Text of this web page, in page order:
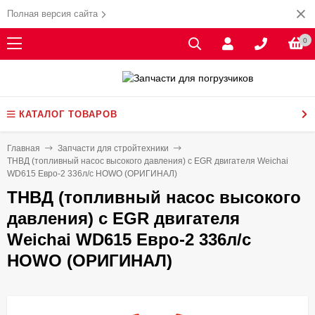
Полная версия сайта
0
КАТАЛОГ ТОВАРОВ
Главная
Запчасти для стройтехники
ТНВД (топливный насос высокого давления) c EGR двигателя Weichai
WD615 Евро-2 336л/с HOWO (ОРИГИНАЛ)
ТНВД (топливный насос высокого
давления) c EGR двигателя
Weichai WD615 Евро-2 336л/с
HOWO (ОРИГИНАЛ)